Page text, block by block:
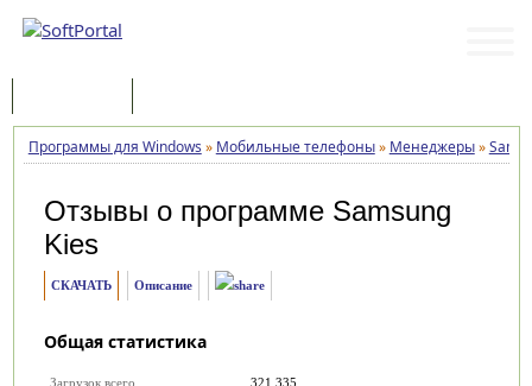
Программы для Windows » Мобильные телефоны» Менеджеры»
Отзывы о программе Samsung
Kies
СКАЧАТЬ Описание
Общая статистика
Загрузок всего
321 335